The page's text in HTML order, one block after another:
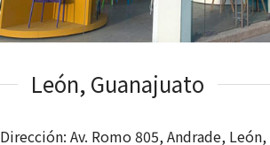
León, Guanajuato
Dirección: Av. Romo 805, Andrade, León,